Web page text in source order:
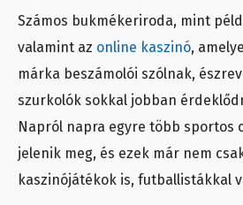
Számos bukmékeriroda, mint
valamint az online kaszinó,
márka beszámolói szólnak,
szurkolók sokkal jobban
Napról napra egyre több sportos
jelenik meg, és ezek már nem
kaszinójátékok is, futballistákkal